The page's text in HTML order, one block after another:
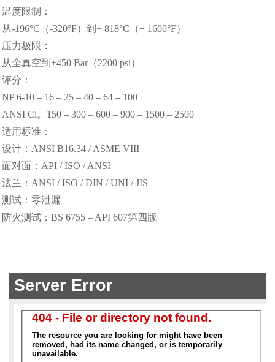
温度限制：
从-196°C（-320°F）到+ 818°C（+ 1600°F）
压力极限：
从全真空到+450 Bar（2200 psi）
评分：
NP 6-10 – 16 – 25 – 40 – 64 – 100
ANSI Cl。150 – 300 – 600 – 900 – 1500 – 2500
适用标准：
设计：ANSI B16.34 / ASME VIII
面对面：API / ISO / ANSI
法兰：ANSI / ISO / DIN / UNI / JIS
测试：零泄漏
防火测试：BS 6755 – API 607第四版